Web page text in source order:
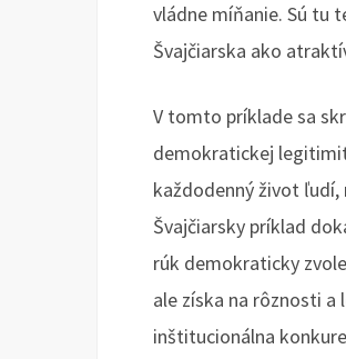
vládne míňanie. Sú tu
Švajčiarska ako
V tomto príklade sa
demokratickej
každodenný život
Švajčiarsky príklad
rúk demokraticky
ale získa na rôznosti
inštitucionálna